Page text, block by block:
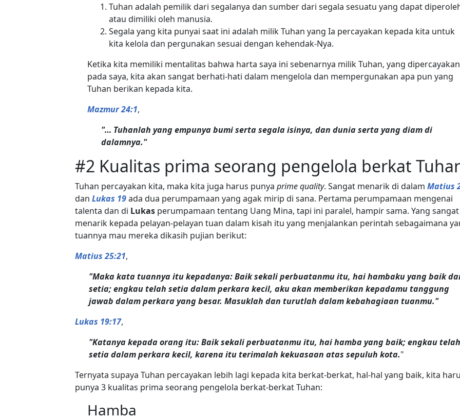
Tuhan adalah pemilik dari segalanya dan sumber dari segala sesuatu yang dapat
atau dimiliki oleh manusia.
Segala yang kita punyai saat ini adalah milik Tuhan yang Ia percayakan kepada kita untuk
kita kelola dan pergunakan sesuai dengan kehendak-Nya.
Ketika kita memiliki mentalitas bahwa harta saya ini sebenarnya milik Tuhan, yang dipercayakan
pada saya, kita akan sangat berhati-hati dalam mengelola dan mempergunakan apa pun yang
Tuhan berikan kepada kita.
Mazmur 24:1,
"… Tuhanlah yang empunya bumi serta segala isinya, dan dunia serta yang diam di
dalamnya."
#2 Kualitas prima seorang pengelola berkat
Tuhan percayakan kita, maka kita juga harus punya prime quality. Sangat menarik di dalam Matius
dan Lukas 19ada dua perumpamaan yang agak mirip di sana. Pertama perumpamaan mengenai
talenta dan di Lukas perumpamaan tentang Uang Mina, tapi ini paralel, hampir sama. Yang sangat
menarik kepada pelayan-pelayan tuan dalam kisah itu yang menjalankan perintah sebagaimana
tuannya mau mereka dikasih pujian berikut:
Matius 25:21,
"Maka kata tuannya itu kepadanya: Baik sekali perbuatanmu itu, hai hambaku yang baik
setia; engkau telah setia dalam perkara kecil, aku akan memberikan kepadamu tanggung
jawab dalam perkara yang besar. Masuklah dan turutlah dalam kebahagiaan tuanmu."
Lukas 19:17,
"Katanya kepada orang itu: Baik sekali perbuatanmu itu, hai hamba yang baik; engkau
setia dalam perkara kecil, karena itu terimalah kekuasaan atas sepuluh kota."
Ternyata supaya Tuhan percayakan lebih lagi kepada kita berkat-berkat, hal-hal yang baik, kita
punya 3 kualitas prima seorang pengelola berkat-berkat Tuhan:
Hamba